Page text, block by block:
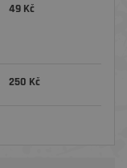
49 Kč
250 Kč